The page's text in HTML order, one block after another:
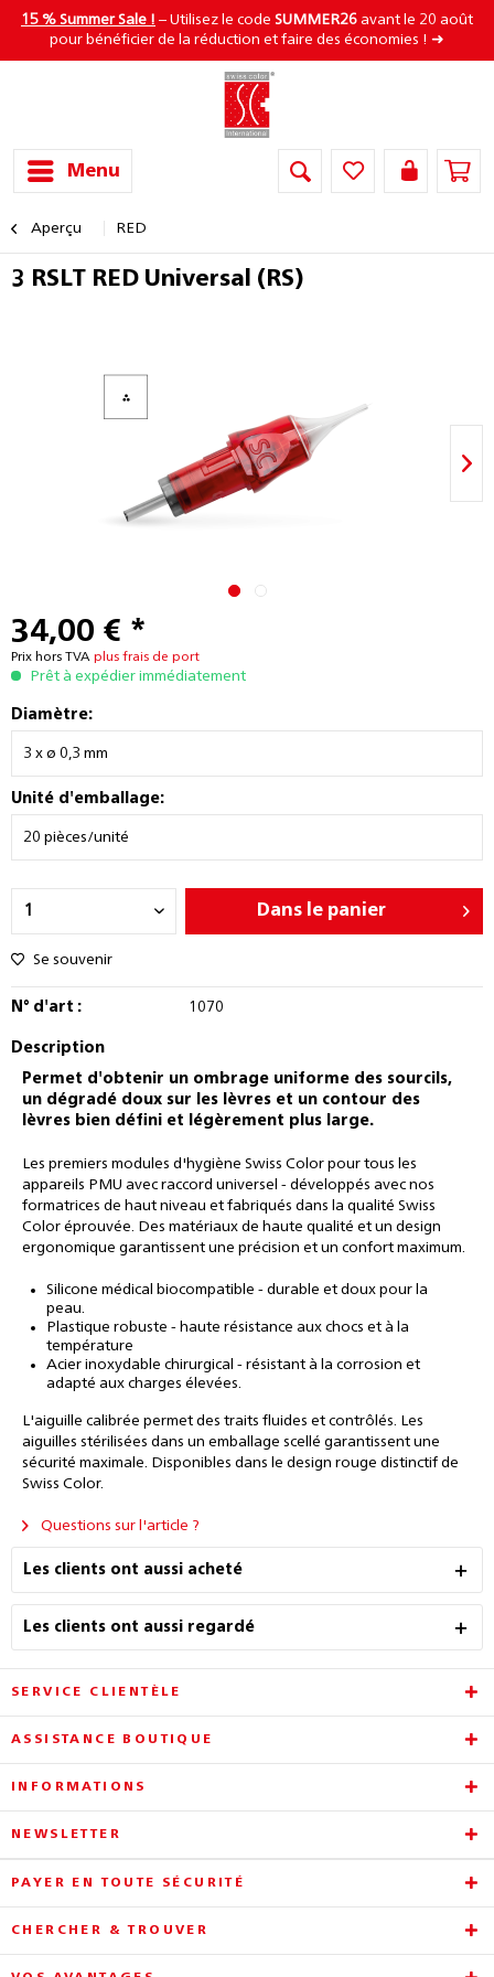
15 % Summer Sale ! – Utilisez le code SUMMER26 avant le 20 août
pour bénéficier de la réduction et faire des économies ! ➜
Menu
Aperçu RED
3 RSLT RED Universal (RS)
34,00 € *
Prix hors TVA plus frais de port
Prêt à expédier immédiatement
Diamètre:
Unité d'emballage:
Dans le panier
Se souvenir
N° d'art : 1070
Description
Permet d'obtenir un ombrage uniforme des sourcils,
un dégradé doux sur les lèvres et un contour des
lèvres bien défini et légèrement plus large.
Les premiers modules d'hygiène Swiss Color pour tous les
appareils PMU avec raccord universel - développés avec nos
formatrices de haut niveau et fabriqués dans la qualité Swiss
Color éprouvée. Des matériaux de haute qualité et un design
ergonomique garantissent une précision et un confort maximum.
Silicone médical biocompatible - durable et doux pour la
peau.
Plastique robuste - haute résistance aux chocs et à la
température
Acier inoxydable chirurgical - résistant à la corrosion et
adapté aux charges élevées.
L'aiguille calibrée permet des traits fluides et contrôlés. Les
aiguilles stérilisées dans un emballage scellé garantissent une
sécurité maximale. Disponibles dans le design rouge distinctif de
Swiss Color.
Questions sur l'article ?
Les clients ont aussi acheté
Les clients ont aussi regardé
SERVICE CLIENTÈLE
ASSISTANCE BOUTIQUE
INFORMATIONS
NEWSLETTER
PAYER EN TOUTE SÉCURITÉ
CHERCHER & TROUVER